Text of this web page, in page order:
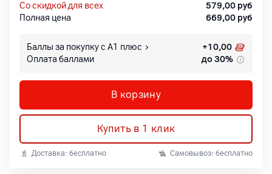
со скидкой для всех 579,00 руб
Полная цена
669,00 руб
Баллы за покупку с А1 плюс +10,00
Оплата баллами
до 30%
В корзину
Купить в 1 клик
Доставка: бесплатно Самовывоз: бесплатно